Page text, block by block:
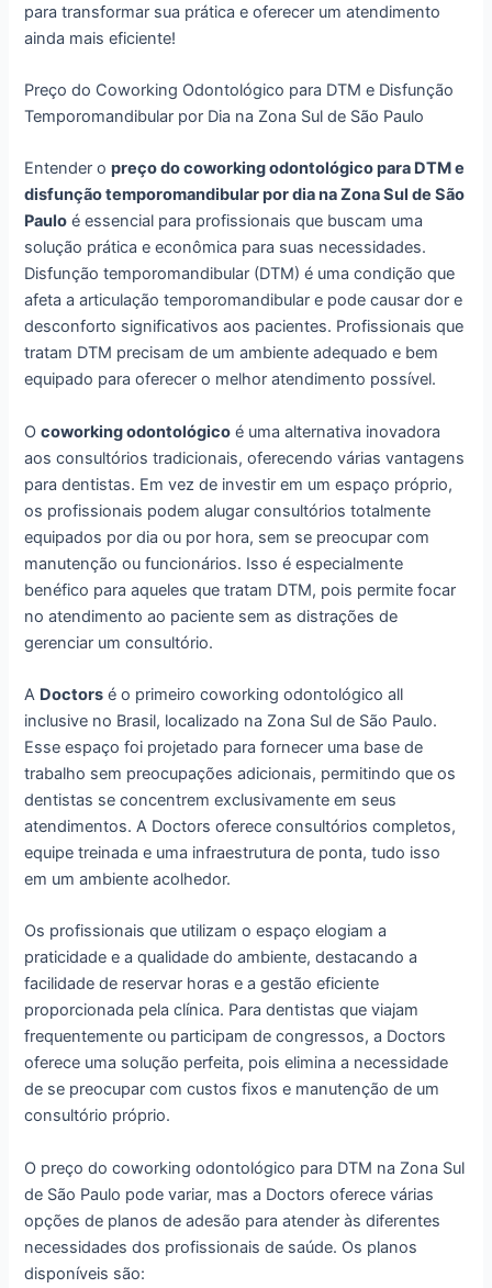
para transformar sua prática e oferecer um atendimento
ainda mais eficiente!
Preço do Coworking Odontológico para DTM e Disfunção
Temporomandibular por Dia na Zona Sul de São Paulo
Entender opreço do coworking odontológico para DTM e
disfunção temporomandibular por dia na Zona Sul de São
Paulo é essencial para profissionais que buscam uma
solução prática e econômica para suas necessidades.
Disfunção temporomandibular (DTM) é uma condição que
afeta a articulação temporomandibular e pode causar dor e
desconforto significativos aos pacientes. Profissionais que
tratam DTM precisam de um ambiente adequado e bem
equipado para oferecer o melhor atendimento possível.
Ocoworking odontológico é uma alternativa inovadora
aos consultórios tradicionais, oferecendo várias vantagens
para dentistas. Em vez de investir em um espaço próprio,
os profissionais podem alugar consultórios totalmente
equipados por dia ou por hora, sem se preocupar com
manutenção ou funcionários. Isso é especialmente
benéfico para aqueles que tratam DTM, pois permite focar
no atendimento ao paciente sem as distrações de
gerenciar um consultório.
A Doctors é o primeiro coworking odontológico all
inclusive no Brasil, localizado na Zona Sul de São Paulo.
Esse espaço foi projetado para fornecer uma base de
trabalho sem preocupações adicionais, permitindo que os
dentistas se concentrem exclusivamente em seus
atendimentos. A Doctors oferece consultórios completos,
equipe treinada e uma infraestrutura de ponta, tudo isso
em um ambiente acolhedor.
Os profissionais que utilizam o espaço elogiam a
praticidade e a qualidade do ambiente, destacando a
facilidade de reservar horas e a gestão eficiente
proporcionada pela clínica. Para dentistas que viajam
frequentemente ou participam de congressos, a Doctors
oferece uma solução perfeita, pois elimina a necessidade
de se preocupar com custos fixos e manutenção de um
consultório próprio.
O preço do coworking odontológico para DTM na Zona Sul
de São Paulo pode variar, mas a Doctors oferece várias
opções de planos de adesão para atender às diferentes
necessidades dos profissionais de saúde. Os planos
disponíveis são: